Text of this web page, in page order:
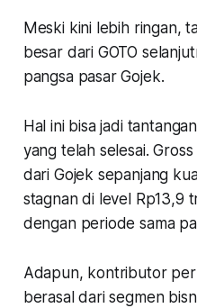
Meski kini lebih ringan,
besar dari GOTO
pangsa pasar Gojek.
Hal ini bisa jadi
yang telah selesai.
dari Gojek sepanjang
stagnan di level Rp13,9
dengan periode sama
Adapun, kontributor
berasal dari segmen